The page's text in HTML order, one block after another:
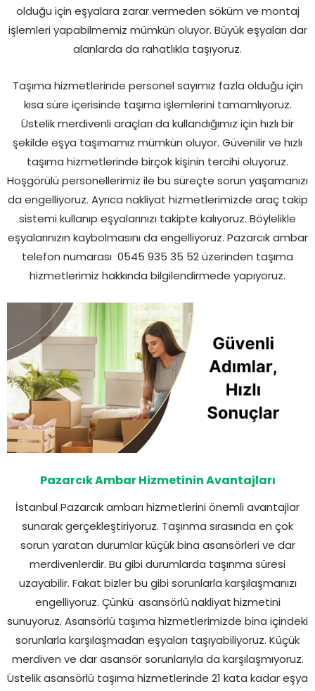
olduğu için eşyalara zarar vermeden söküm ve montaj
işlemleri yapabilmemiz mümkün oluyor. Büyük eşyaları dar
alanlarda da rahatlıkla taşıyoruz.
Taşıma hizmetlerinde personel sayımız fazla olduğu için
kısa süre içerisinde taşıma işlemlerini tamamlıyoruz.
Üstelik merdivenli araçları da kullandığımız için hızlı bir
şekilde eşya taşımamız mümkün oluyor. Güvenilir ve hızlı
taşıma hizmetlerinde birçok kişinin tercihi oluyoruz.
Hoşgörülü personellerimiz ile bu süreçte sorun yaşamanızı
da engelliyoruz. Ayrıca nakliyat hizmetlerimizde araç takip
sistemi kullanıp eşyalarınızı takipte kalıyoruz. Böylelikle
eşyalarınızın kaybolmasını da engelliyoruz. Pazarcık ambar
telefon numarası 0545 935 35 52 üzerinden taşıma
hizmetlerimiz hakkında bilgilendirmede yapıyoruz.
Pazarcık Ambar Hizmetinin Avantajları
İstanbul Pazarcık ambarı hizmetlerini önemli avantajlar
sunarak gerçekleştiriyoruz. Taşınma sırasında en çok
sorun yaratan durumlar küçük bina asansörleri ve dar
merdivenlerdir. Bu gibi durumlarda taşınma süresi
uzayabilir. Fakat bizler bu gibi sorunlarla karşılaşmanızı
engelliyoruz. Çünkü asansörlünakliyathizmetini
sunuyoruz. Asansörlü taşıma hizmetlerimizde bina içindeki
sorunlarla karşılaşmadan eşyaları taşıyabiliyoruz. Küçük
merdiven ve dar asansör sorunlarıyla da karşılaşmıyoruz.
Üstelik asansörlü taşıma hizmetlerinde 21 kata kadar eşya